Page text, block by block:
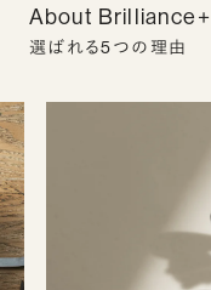
About Brilliance+
選ばれる5つの理由